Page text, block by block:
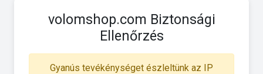
volomshop.com Biztonsági
Ellenőrzés
Gyanús tevékénységet észleltünk az IP